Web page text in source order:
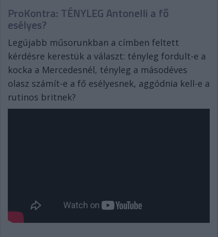
ProKontra: TÉNYLEG Antonelli a fő
esélyes?
Legújabb műsorunkban a címben feltett
kérdésre kerestük a választ: tényleg fordult-e a
kocka a Mercedesnél, tényleg a másodéves
olasz számít-e a fő esélyesnek, aggódnia kell-e a
rutinos britnek?